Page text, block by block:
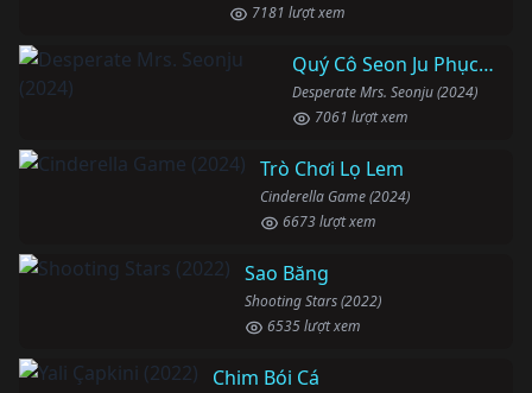
7181 lượt xem
Quý Cô Seon Ju Phục Thù
Desperate Mrs. Seonju (2024)
7061 lượt xem
Trò Chơi Lọ Lem
Cinderella Game (2024)
6673 lượt xem
Sao Băng
Shooting Stars (2022)
6535 lượt xem
Chim Bói Cá